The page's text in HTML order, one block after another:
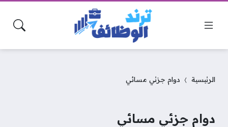
الرئيسية دوام جزئي مسائي
دوام جزئي مسائي